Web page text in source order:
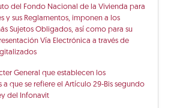
del Fondo Nacional de la Vivienda para
y sus Reglamentos, imponen a los
Sujetos Obligados, así como para su
Vía Electrónica a través de
General que establecen los
que se refiere el Artículo 29-Bis segundo
del Infonavit